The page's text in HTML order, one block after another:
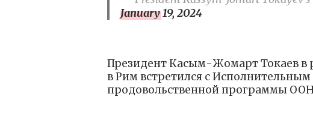
January 19, 2024
Президент Касым-Жомарт Токаев в
в Рим встретился с
продовольственной программы